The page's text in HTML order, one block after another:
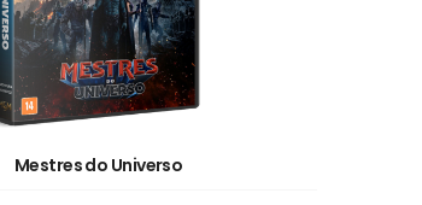
Mestres do Universo